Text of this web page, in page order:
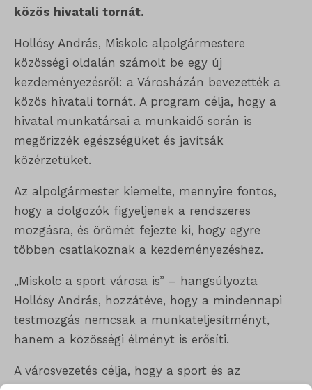
közös hivatali tornát.
Hollósy András, Miskolc alpolgármestere
közösségi oldalán számolt be egy új
kezdeményezésről: a Városházán bevezették a
közös hivatali tornát. A program célja, hogy a
hivatal munkatársai a munkaidő során is
megőrizzék egészségüket és javítsák
közérzetüket.
Az alpolgármester kiemelte, mennyire fontos,
hogy a dolgozók figyeljenek a rendszeres
mozgásra, és örömét fejezte ki, hogy egyre
többen csatlakoznak a kezdeményezéshez.
„Miskolc a sport városa is” – hangsúlyozta
Hollósy András, hozzátéve, hogy a mindennapi
testmozgás nemcsak a munkateljesítményt,
hanem a közösségi élményt is erősíti.
A városvezetés célja, hogy a sport és az